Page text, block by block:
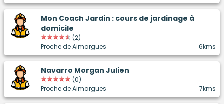
Mon Coach Jardin : cours de jardinage à
domicile
(2)
Proche de Aimargues
6kms
Navarro Morgan Julien
(0)
Proche de Aimargues
7kms